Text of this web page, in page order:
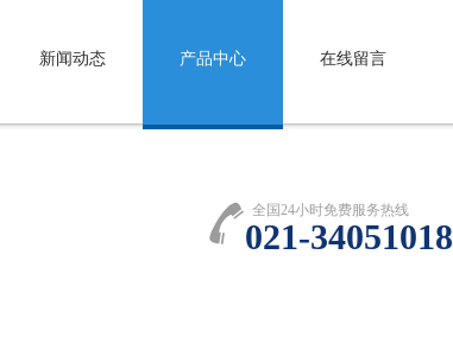
新闻动态 产品中心 在线留言
全国24小时免费服务热线
021-34051018